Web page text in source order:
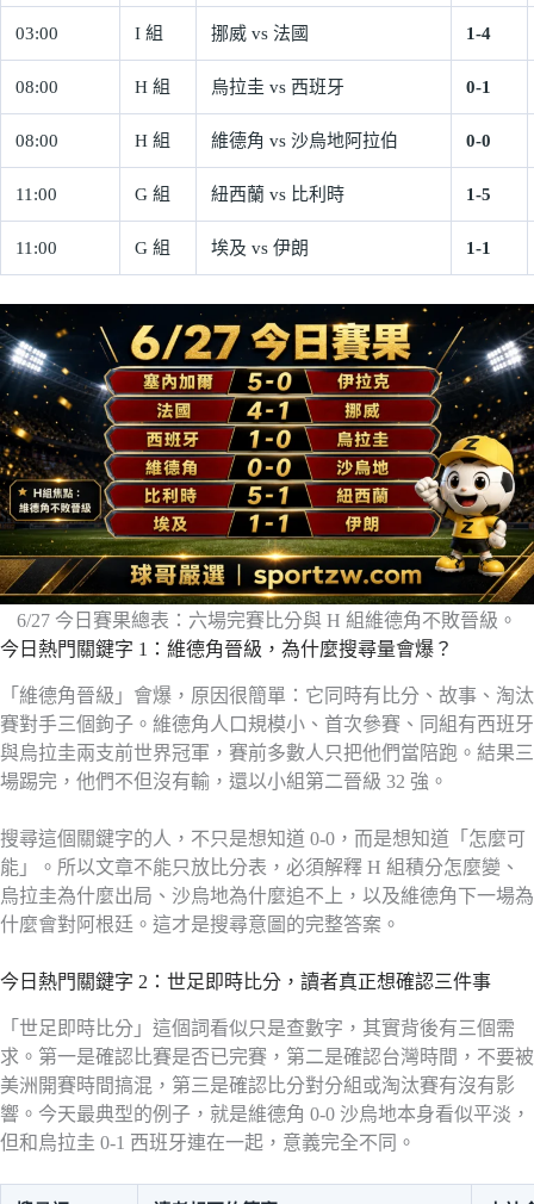
03:00 I 組 挪威 vs 法國 1-4
08:00 H 組 烏拉圭 vs 西班牙 0-1
08:00 H 組 維德角 vs 沙烏地阿拉伯 0-0
11:00 G 組 紐西蘭 vs 比利時 1-5
11:00 G 組 埃及 vs 伊朗 1-1
6/27 今日賽果總表：六場完賽比分與 H 組維德角不敗晉級。
今日熱門關鍵字 1：維德角晉級，為什麼搜尋量會爆？
「維德角晉級」會爆，原因很簡單：它同時有比分、故事、淘汰
賽對手三個鉤子。維德角人口規模小、首次參賽、同組有西班牙
與烏拉圭兩支前世界冠軍，賽前多數人只把他們當陪跑。結果三
場踢完，他們不但沒有輸，還以小組第二晉級 32 強。
搜尋這個關鍵字的人，不只是想知道 0-0，而是想知道「怎麼可
能」。所以文章不能只放比分表，必須解釋 H 組積分怎麼變、
烏拉圭為什麼出局、沙烏地為什麼追不上，以及維德角下一場為
什麼會對阿根廷。這才是搜尋意圖的完整答案。
今日熱門關鍵字 2：世足即時比分，讀者真正想確認三件事
「世足即時比分」這個詞看似只是查數字，其實背後有三個需
求。第一是確認比賽是否已完賽，第二是確認台灣時間，不要被
美洲開賽時間搞混，第三是確認比分對分組或淘汰賽有沒有影
響。今天最典型的例子，就是維德角 0-0 沙烏地本身看似平淡，
但和烏拉圭 0-1 西班牙連在一起，意義完全不同。